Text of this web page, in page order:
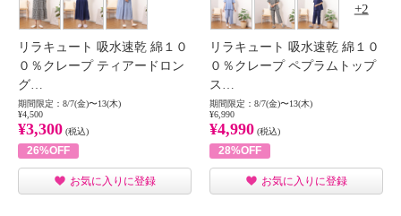
リラキュート 吸水速乾 綿１０
０％クレープ ティアードロン
グ…
期間限定：8/7(金)〜13(木)
¥4,500
¥3,300 (税込)
26%OFF
お気に入りに登録
2
リラキュート 吸水速乾 綿１０
０％クレープ ペプラムトップ
ス…
期間限定：8/7(金)〜13(木)
¥6,990
¥4,990 (税込)
28%OFF
お気に入りに登録